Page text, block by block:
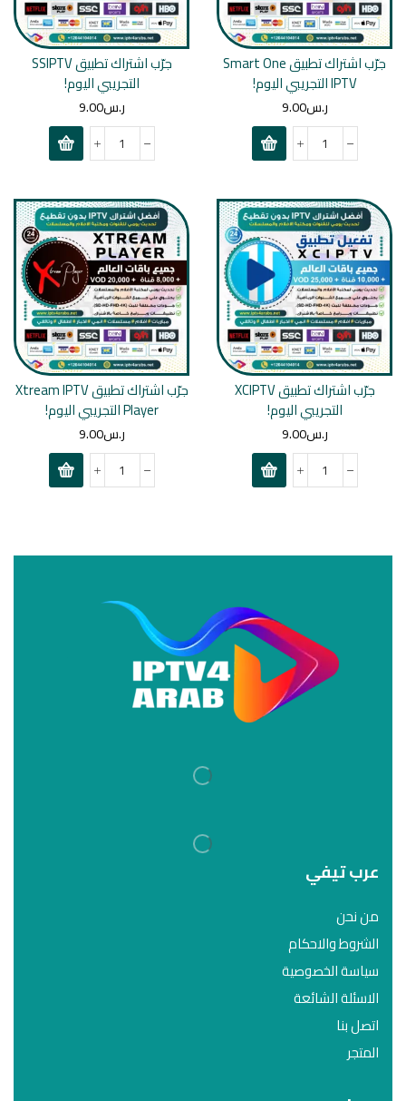
جرّب اشتراك تطبيق Smart One
IPTV التجريبي اليوم!
ر.س9.00
جرّب اشتراك تطبيق SSIPTV
التجريبي اليوم!
ر.س9.00
جرّب اشتراك تطبيق XCIPTV
التجريبي اليوم!
ر.س9.00
جرّب اشتراك تطبيق Xtream IPTV
Player التجريبي اليوم!
ر.س9.00
عرب تيفي
من نحن
الشروط والاحكام
سياسة الخصوصية
الاسئلة الشائعة
اتصل بنا
المتجر